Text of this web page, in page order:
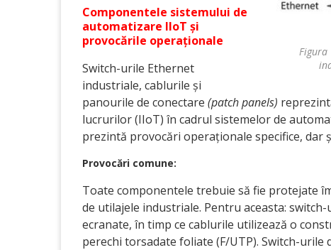
Figura
Componentele sistemului de
automatizare IIoT și
provocările operaționale
Switch-urile Ethernet
industriale, cablurile și
panourile de conectare (patch panels)
lucrurilor (IIoT) în cadrul sistemelor de
prezintă provocări operaționale specifice, dar
Provocări comune:
Toate componentele trebuie să fie protejate
de utilajele industriale. Pentru aceasta:
ecranate, în timp ce cablurile utilizează o
perechi torsadate foliate (F/UTP). Switch-